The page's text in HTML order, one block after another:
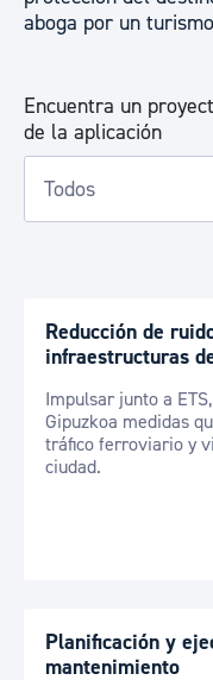
aboga por un
Encuentra un
de la aplicación
Reducción de
infraestructuras
Impulsar junto a
Gipuzkoa medidas
tráfico ferroviario y
ciudad.
Planificación y
mantenimiento